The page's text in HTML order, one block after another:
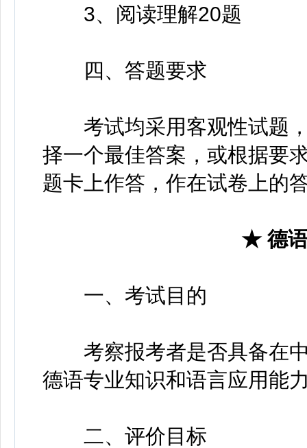
3、阅读理解20题
四、答题要求
考试均采用客观性试题，
择一个最佳答案，或根据要
题卡上作答，作在试卷上的
★ 德
一、考试目的
考察报考者是否具备在中
德语专业知识和语言应用能
二、评价目标